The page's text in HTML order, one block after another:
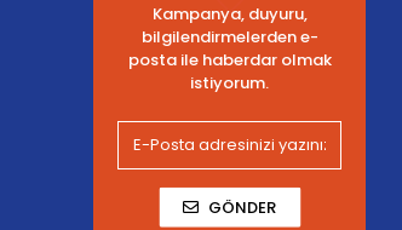
Kampanya, duyuru,
bilgilendirmelerden e-
posta ile haberdar olmak
istiyorum.
GÖNDER